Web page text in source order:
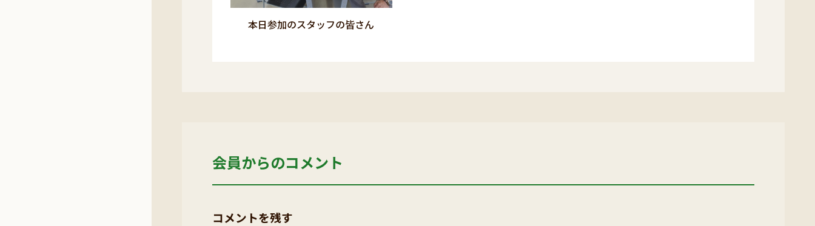
本日参加のスタッフの皆さん
会員からのコメント
コメントを残す